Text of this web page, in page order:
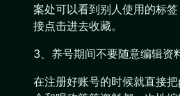
案处可以看到别人使用的标
接点击进去收藏。
3、养号期间不要随意编辑资
在注册好账号的时候就直接